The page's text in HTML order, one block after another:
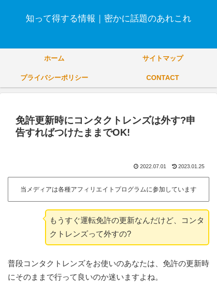
知って得する情報｜密かに話題のあれこれ
ホーム サイトマップ
プライバシーポリシー CONTACT
免許更新時にコンタクトレンズは外す?申
告すればつけたままでOK!
2022.07.01 2023.01.25
当メディアは各種アフィリエイトプログラムに参加しています
もうすぐ運転免許の更新なんだけど、コンタ
クトレンズって外すの?
普段コンタクトレンズをお使いのあなたは、免許の更新時
にそのままで行って良いのか迷いますよね。